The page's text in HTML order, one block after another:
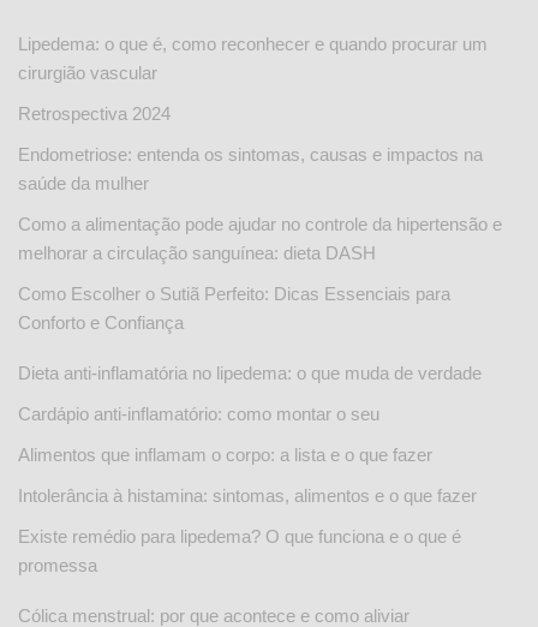
Lipedema: o que é, como reconhecer e quando procurar um
cirurgião vascular
Retrospectiva 2024
Endometriose: entenda os sintomas, causas e impactos na
saúde da mulher
Como a alimentação pode ajudar no controle da hipertensão e
melhorar a circulação sanguínea: dieta DASH
Como Escolher o Sutiã Perfeito: Dicas Essenciais para
Conforto e Confiança
Dieta anti-inflamatória no lipedema: o que muda de verdade
Cardápio anti-inflamatório: como montar o seu
Alimentos que inflamam o corpo: a lista e o que fazer
Intolerância à histamina: sintomas, alimentos e o que fazer
Existe remédio para lipedema? O que funciona e o que é
promessa
Cólica menstrual: por que acontece e como aliviar